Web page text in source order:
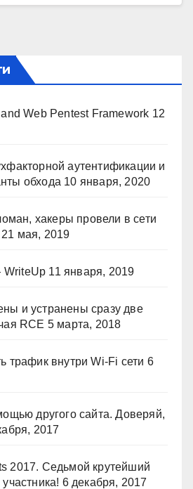
Web Pentest Framework 12
аутентификации и
обхода 10 января, 2020
хакеры провели в сети
21 мая, 2019
WriteUp 11 января, 2019
и устранены сразу две
RCE 5 марта, 2018
трафик внутри Wi-Fi сети 6
другого сайта. Доверяй,
2017
2017. Седьмой крутейший
6 декабря, 2017